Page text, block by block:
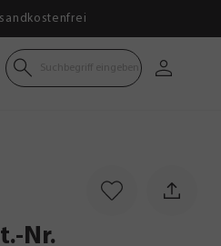
Suchbegriff eingeben
Nr.